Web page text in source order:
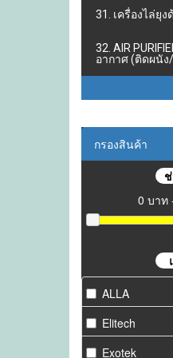
31. เครื่องไล่ยุ
32. AIR
อากาศ (ติดผนั
กรองสินค้า
0 บาท
ALLA
Elitech
Exotek